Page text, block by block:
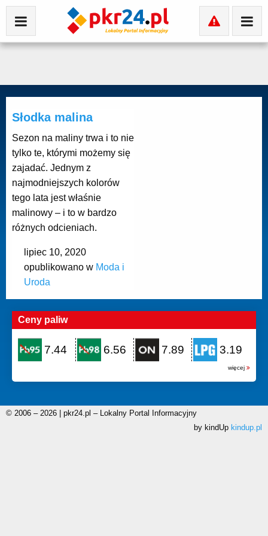
Słodka malina
Sezon na maliny trwa i to nie
tylko te, którymi możemy się
zajadać. Jednym z
najmodniejszych kolorów
tego lata jest właśnie
malinowy – i to w bardzo
różnych odcieniach.
lipiec 10, 2020
opublikowano w Moda i
Uroda
Ceny paliw
7.44 6.56 7.89 3.19
więcej
© 2006 – 2026 | pkr24.pl – Lokalny Portal Informacyjny
by kindUp kindup.pl